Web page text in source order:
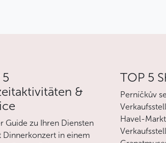
Regenbogenforelle, serviert mit einer
&
Guide zu Ihren Diensten
Dinnerkonzert in einem
TOP 5
Perníčkův
Havel-Markt